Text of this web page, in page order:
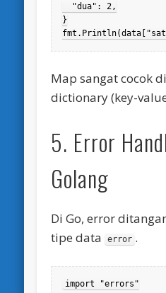
  "dua": 2,
}
Map sangat cocok
dictionary (key-
5. Error
Golang
Di Go, error
tipe data
error .
import "errors"